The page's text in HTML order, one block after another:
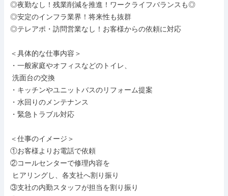
◎夜勤なし！残業削減を推進！ワークライフバランスも◎
◎安定のインフラ業界！将来性も抜群
◎テレアポ・訪問営業なし！お客様からの依頼に対応
＜具体的な仕事内容＞
・一般家庭やオフィスなどのトイレ、
・キッチンやユニットバスのリフォーム提案
・水回りのメンテナンス
・緊急トラブル対応
＜仕事のイメージ＞
①お客様よりお電話で依頼
②コールセンターで修理内容を
③支社の内勤スタッフが担当を割り振り